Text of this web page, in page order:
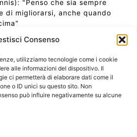
Consenso
utilizziamo tecnologie come i cookie
alle informazioni del dispositivo. Il
ci permetterà di elaborare dati come il
o ID unici su questo sito. Non
può influire negativamente su alcune
"Penso che sia sempre
di migliorarsi, anche quando
in questo momento
Potrebbe Essere per
Ascendendo alla Quinta